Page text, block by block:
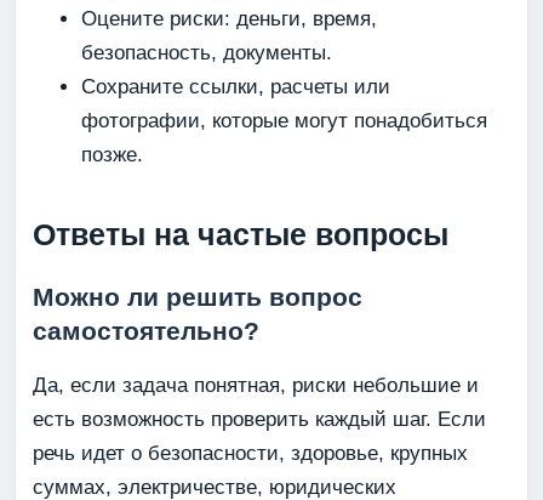
Оцените риски: деньги, время,
безопасность, документы.
Сохраните ссылки, расчеты или
фотографии, которые могут понадобиться
позже.
Ответы на частые вопросы
Можно ли решить вопрос
самостоятельно?
Да, если задача понятная, риски небольшие и
есть возможность проверить каждый шаг. Если
речь идет о безопасности, здоровье, крупных
суммах, электричестве, юридических